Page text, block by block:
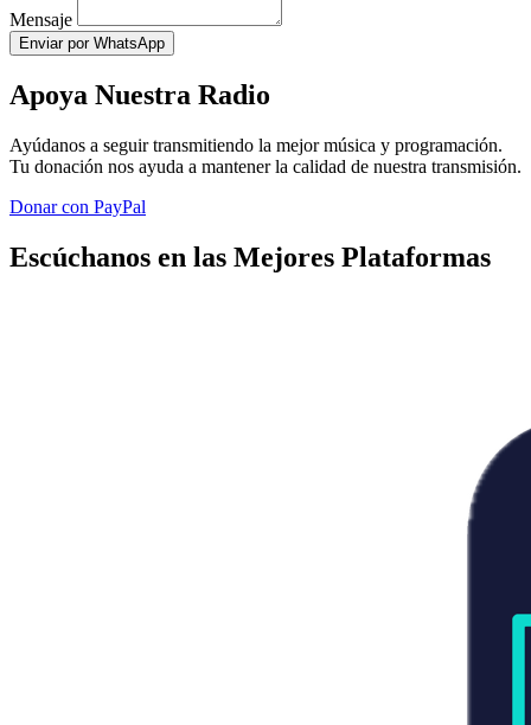
Mensaje
Enviar por WhatsApp
Apoya Nuestra Radio
Ayúdanos a seguir transmitiendo la mejor música y programación.
Tu donación nos ayuda a mantener la calidad de nuestra transmisión.
Donar con PayPal
Escúchanos en las Mejores Plataformas